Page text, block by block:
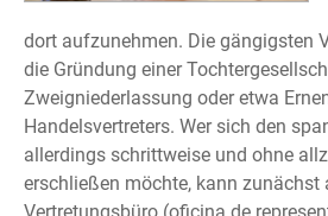
dort aufzunehmen. Die gängigsten
die Gründung einer
Zweigniederlassung oder etwa
Handelsvertreters. Wer sich den
allerdings schrittweise und ohne
erschließen möchte, kann zunächst